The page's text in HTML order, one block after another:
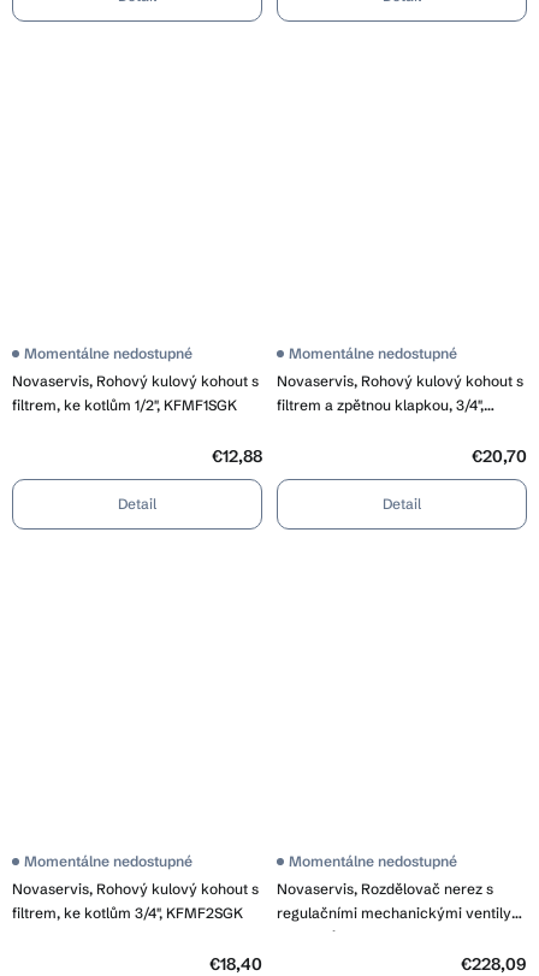
Novaservis, Rohový kulový kohout s
filtrem, ke kotlům 1/2", KFMF1SGK
Momentálne nedostupné
€12,88
Detail
Novaservis, Rohový kulový kohout s
filtrem a zpětnou klapkou, 3/4",
Momentálne nedostupné
€20,70
Detail
Novaservis, Rohový kulový kohout s
filtrem, ke kotlům 3/4", KFMF2SGK
Momentálne nedostupné
€18,40
Novaservis, Rozdělovač nerez s
regulačními mechanickými ventily
12okruhů, SN-RO12S
Momentálne nedostupné
€228,09